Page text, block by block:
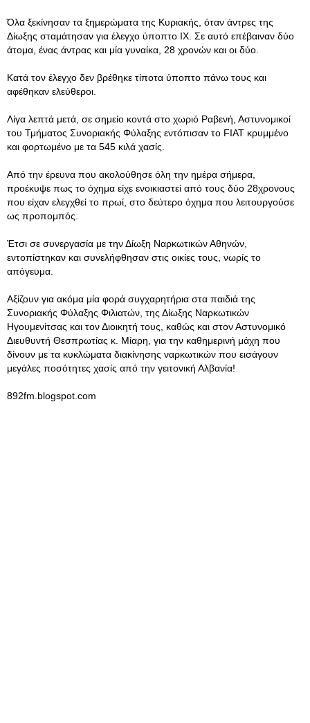
Όλα ξεκίνησαν τα ξημερώματα της Κυριακής, όταν άντρες της
Δίωξης σταμάτησαν για έλεγχο ύποπτο ΙΧ. Σε αυτό επέβαιναν δύο
άτομα, ένας άντρας και μία γυναίκα, 28 χρονών και οι δύο.
Κατά τον έλεγχο δεν βρέθηκε τίποτα ύποπτο πάνω τους και
αφέθηκαν ελεύθεροι.
Λίγα λεπτά μετά, σε σημείο κοντά στο χωριό Ραβενή, Αστυνομικοί
του Τμήματος Συνοριακής Φύλαξης εντόπισαν το FIAT κρυμμένο
και φορτωμένο με τα 545 κιλά χασίς.
Από την έρευνα που ακολούθησε όλη την ημέρα σήμερα,
προέκυψε πως το όχημα είχε ενοικιαστεί από τους δύο 28χρονους
που είχαν ελεγχθεί το πρωί, στο δεύτερο όχημα που λειτουργούσε
ως προπομπός.
Έτσι σε συνεργασία με την Δίωξη Ναρκωτικών Αθηνών,
εντοπίστηκαν και συνελήφθησαν στις οικίες τους, νωρίς το
απόγευμα.
Αξίζουν για ακόμα μία φορά συγχαρητήρια στα παιδιά της
Συνοριακής Φύλαξης Φιλιατών, της Δίωξης Ναρκωτικών
Ηγουμενίτσας και τον Διοικητή τους, καθώς και στον Αστυνομικό
Διευθυντή Θεσπρωτίας κ. Μίαρη, για την καθημερινή μάχη που
δίνουν με τα κυκλώματα διακίνησης ναρκωτικών που εισάγουν
μεγάλες ποσότητες χασίς από την γειτονική Αλβανία!
892fm.blogspot.com